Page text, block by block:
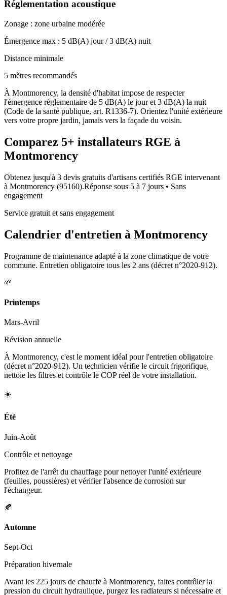
Réglementation acoustique
Zonage : zone urbaine modérée
Émergence max : 5 dB(A) jour /3 dB(A) nuit
Distance minimale
5 mètres recommandés
À Montmorency, la densité d'habitat impose de respecter
l'émergence réglementaire de 5 dB(A) le jour et 3 dB(A) la nuit
(Code de la santé publique, art. R1336-7). Orientez l'unité extérieure
vers votre propre jardin, jamais vers la façade du voisin.
Comparez 5+ installateurs RGE à
Montmorency
Obtenez jusqu'à 3 devis gratuits d'artisans certifiés RGE intervenant
à Montmorency (95160).Réponse sous 5 à 7 jours • Sans
engagement
Service gratuit et sans engagement
Calendrier d'entretien à Montmorency
Programme de maintenance adapté à la zone climatique de votre
commune. Entretien obligatoire tous les 2 ans (décret n°2020-912).
🌱
Printemps
Mars-Avril
Révision annuelle
À Montmorency, c'est le moment idéal pour l'entretien obligatoire
(décret n°2020-912). Un technicien vérifie le circuit frigorifique,
nettoie les filtres et contrôle le COP réel de votre installation.
☀️
Été
Juin-Août
Contrôle et nettoyage
Profitez de l'arrêt du chauffage pour nettoyer l'unité extérieure
(feuilles, poussières) et vérifier l'absence de corrosion sur
l'échangeur.
🍂
Automne
Sept-Oct
Préparation hivernale
Avant les 225 jours de chauffe à Montmorency, faites contrôler la
pression du circuit hydraulique, purgez les radiateurs si nécessaire et